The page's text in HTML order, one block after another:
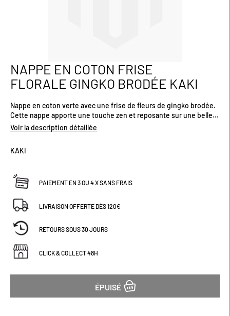
Passer
au
début
la
Galerie
d’images
NAPPE EN COTON FRISE
FLORALE GINGKO BRODÉE KAKI
Nappe en coton verte avec une frise de fleurs de gingko brodée.
Cette nappe apporte une touche zen et reposante sur une belle
table pour un déjeuner, un dîner ou à l'heure du thé. Existe en
plusieurs tailles.
Voir la description détaillée
KAKI
PAIEMENT EN 3 OU 4 X SANS FRAIS
LIVRAISON OFFERTE DÈS 120€
RETOURS SOUS 30 JOURS
CLICK & COLLECT 48H
ÉPUISÉ